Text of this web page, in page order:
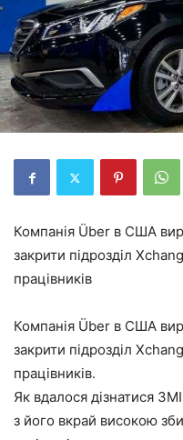
Компанія Über в США
закрити підрозділ
працівників
Компанія Über в США
закрити підрозділ
працівників.
Як вдалося дізнатися
з його вкрай високою